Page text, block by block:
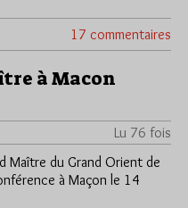
17 commentaires
à Macon
Lu 76 fois
Maître du Grand Orient de
à Maçon le 14